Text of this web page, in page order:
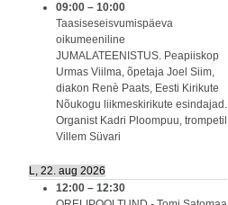
09:00 – 10:00
Taasiseseisvumispäeva
oikumeeniline
JUMALATEENISTUS. Peapiiskop
Urmas Viilma, õpetaja Joel Siim,
diakon Renè Paats, Eesti Kirikute
Nõukogu liikmeskirikute esindajad.
Organist Kadri Ploompuu, trompetil
Villem Süvari
L, 22. aug 2026
12:00 – 12:30